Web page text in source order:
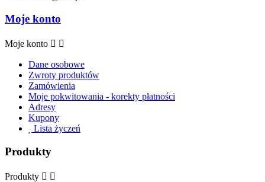
Moje konto
Moje konto  
Dane osobowe
Zwroty produktów
Zamówienia
Moje pokwitowania - korekty płatności
Adresy
Kupony
Lista życzeń
Produkty
Produkty  